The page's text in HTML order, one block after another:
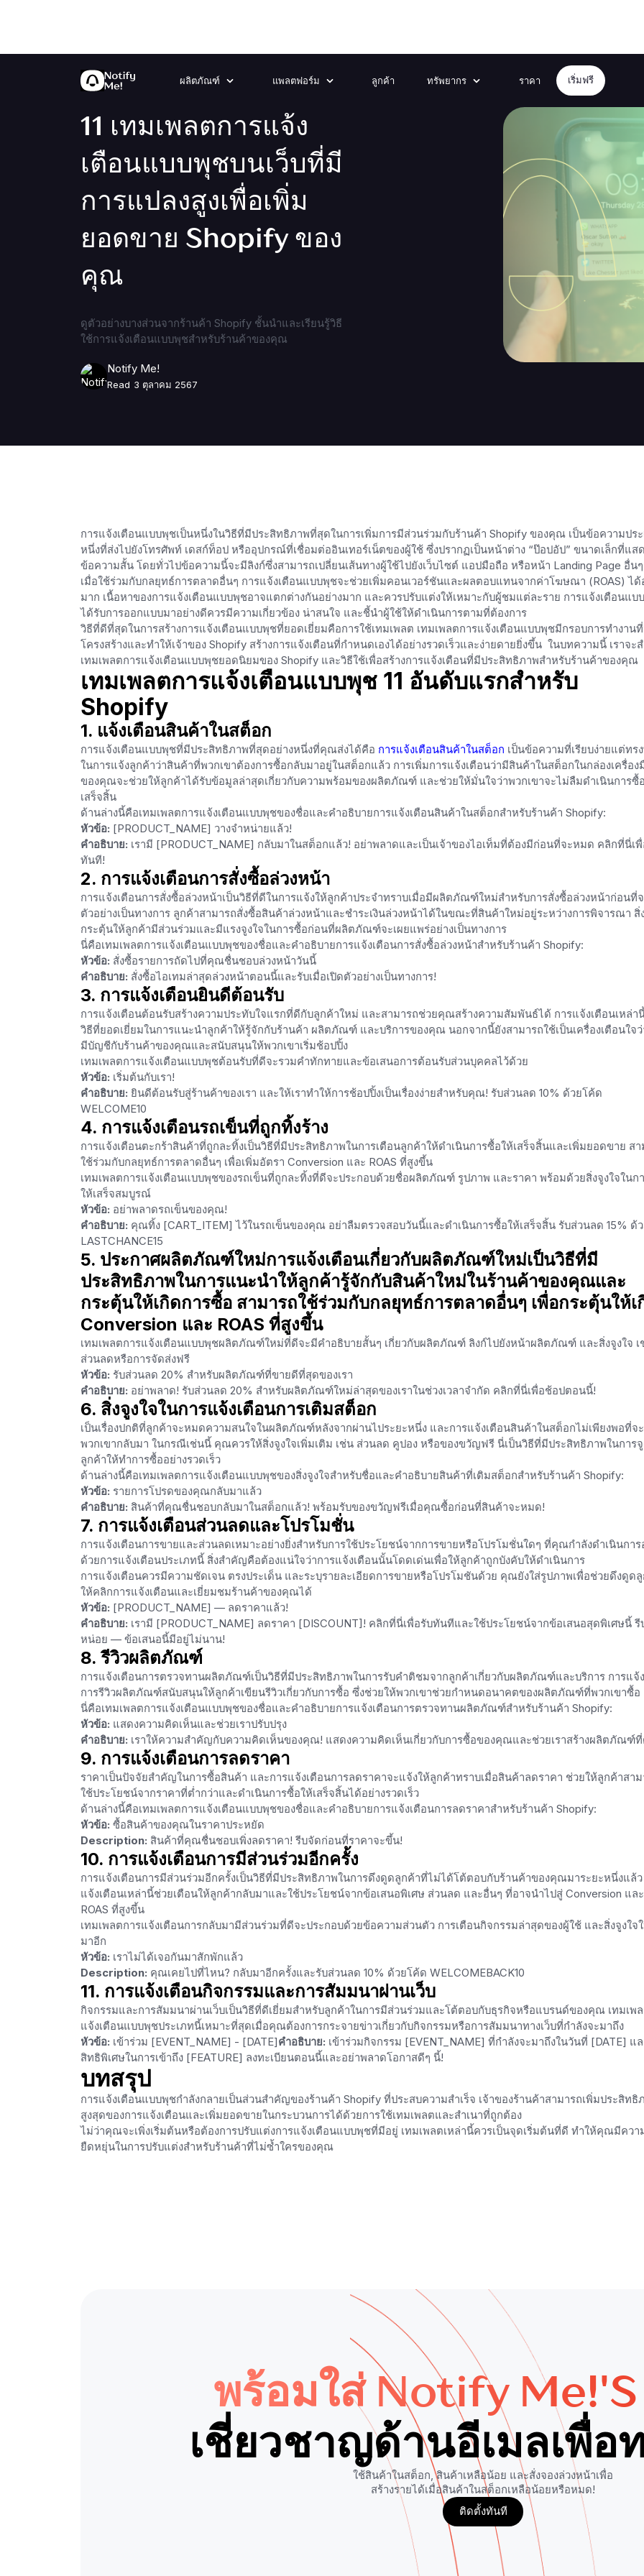
ผลิตภัณฑ์ แพลตฟอร์ม ลูกค้า ทรัพยากร ราคา เริ่มฟรี
11 เทมเพลตการแจ้ง
เตือนแบบพุชบนเว็บที่มี
การแปลงสูงเพื่อเพิ่ม
ยอดขาย Shopify ของ
คุณ
ดูตัวอย่างบางส่วนจากร้านค้า Shopify ชั้นนำและเรียนรู้วิธี
ใช้การแจ้งเตือนแบบพุชสำหรับร้านค้าของคุณ
Notify Me!
Read 3 ตุลาคม 2567
การแจ้งเตือนแบบพุชเป็นหนึ่งในวิธีที่มีประสิทธิภาพที่สุดในการเพิ่มการมีส่วนร่วมกับร้านค้า Shopify ของคุณ เป็นข้อความประ
หนึ่งที่ส่งไปยังโทรศัพท์ เดสก์ท็อป หรืออุปกรณ์ที่เชื่อมต่ออินเทอร์เน็ตของผู้ใช้ ซึ่งปรากฏเป็นหน้าต่าง “ป๊อปอัป” ขนาดเล็กที่แส
ข้อความสั้น โดยทั่วไปข้อความนี้จะมีลิงก์ซึ่งสามารถเปลี่ยนเส้นทางผู้ใช้ไปยังเว็บไซต์ แอปมือถือ หรือหน้า Landing Page อื่น
เมื่อใช้ร่วมกับกลยุทธ์การตลาดอื่นๆ การแจ้งเตือนแบบพุชจะช่วยเพิ่มคอนเวอร์ชันและผลตอบแทนจากค่าโฆษณา (ROAS) ได้
มาก เนื้อหาของการแจ้งเตือนแบบพุชอาจแตกต่างกันอย่างมาก และควรปรับแต่งให้เหมาะกับผู้ชมแต่ละราย การแจ้งเตือนแบ
ได้รับการออกแบบมาอย่างดีควรมีความเกี่ยวข้อง น่าสนใจ และชี้นำผู้ใช้ให้ดำเนินการตามที่ต้องการ
วิธีที่ดีที่สุดในการสร้างการแจ้งเตือนแบบพุชที่ยอดเยี่ยมคือการใช้เทมเพลต เทมเพลตการแจ้งเตือนแบบพุชมีกรอบการทำงาน
โครงสร้างและทำให้เจ้าของ Shopify สร้างการแจ้งเตือนที่กำหนดเองได้อย่างรวดเร็วและง่ายดายยิ่งขึ้น ในบทความนี้ เราจะ
เทมเพลตการแจ้งเตือนแบบพุชยอดนิยมของ Shopify และวิธีใช้เพื่อสร้างการแจ้งเตือนที่มีประสิทธิภาพสำหรับร้านค้าของคุณ
เทมเพลตการแจ้งเตือนแบบพุช 11 อันดับแรกสำหรับ
Shopify
1. แจ้งเตือนสินค้าในสต็อก
การแจ้งเตือนแบบพุชที่มีประสิทธิภาพที่สุดอย่างหนึ่งที่คุณส่งได้คือ การแจ้งเตือนสินค้าในสต็อก เป็นข้อความที่เรียบง่ายแต่ทร
ในการแจ้งลูกค้าว่าสินค้าที่พวกเขาต้องการซื้อกลับมาอยู่ในสต็อกแล้ว การเพิ่มการแจ้งเตือนว่ามีสินค้าในสต็อกในกล่องเครื่อง
ของคุณจะช่วยให้ลูกค้าได้รับข้อมูลล่าสุดเกี่ยวกับความพร้อมของผลิตภัณฑ์ และช่วยให้มั่นใจว่าพวกเขาจะไม่ลืมดำเนินการซื้
เสร็จสิ้น
ด้านล่างนี้คือเทมเพลตการแจ้งเตือนแบบพุชของชื่อและคำอธิบายการแจ้งเตือนสินค้าในสต็อกสำหรับร้านค้า Shopify:
หัวข้อ: [PRODUCT_NAME] วางจำหน่ายแล้ว!
คำอธิบาย: เรามี [PRODUCT_NAME] กลับมาในสต็อกแล้ว! อย่าพลาดและเป็นเจ้าของไอเท็มที่ต้องมีก่อนที่จะหมด คลิกที่นี่เ
ทันที!
2. การแจ้งเตือนการสั่งซื้อล่วงหน้า
การแจ้งเตือนการสั่งซื้อล่วงหน้าเป็นวิธีที่ดีในการแจ้งให้ลูกค้าประจำทราบเมื่อมีผลิตภัณฑ์ใหม่สำหรับการสั่งซื้อล่วงหน้าก่อนที่จ
ตัวอย่างเป็นทางการ ลูกค้าสามารถสั่งซื้อสินค้าล่วงหน้าและชำระเงินล่วงหน้าได้ในขณะที่สินค้าใหม่อยู่ระหว่างการพิจารณา สิ่
กระตุ้นให้ลูกค้ามีส่วนร่วมและมีแรงจูงใจในการซื้อก่อนที่ผลิตภัณฑ์จะเผยแพร่อย่างเป็นทางการ
นี่คือเทมเพลตการแจ้งเตือนแบบพุชของชื่อและคำอธิบายการแจ้งเตือนการสั่งซื้อล่วงหน้าสำหรับร้านค้า Shopify:
หัวข้อ: สั่งซื้อรายการถัดไปที่คุณชื่นชอบล่วงหน้าวันนี้
คำอธิบาย: สั่งซื้อไอเทมล่าสุดล่วงหน้าตอนนี้และรับเมื่อเปิดตัวอย่างเป็นทางการ!
3. การแจ้งเตือนยินดีต้อนรับ
การแจ้งเตือนต้อนรับสร้างความประทับใจแรกที่ดีกับลูกค้าใหม่ และสามารถช่วยคุณสร้างความสัมพันธ์ได้ การแจ้งเตือนเหล่า
วิธีที่ยอดเยี่ยมในการแนะนำลูกค้าให้รู้จักกับร้านค้า ผลิตภัณฑ์ และบริการของคุณ นอกจากนี้ยังสามารถใช้เป็นเครื่องเตือนใจ
มีบัญชีกับร้านค้าของคุณและสนับสนุนให้พวกเขาเริ่มช้อปปิ้ง
เทมเพลตการแจ้งเตือนแบบพุชต้อนรับที่ดีจะรวมคำทักทายและข้อเสนอการต้อนรับส่วนบุคคลไว้ด้วย
หัวข้อ: เริ่มต้นกับเรา!
คำอธิบาย: ยินดีต้อนรับสู่ร้านค้าของเรา และให้เราทำให้การช้อปปิ้งเป็นเรื่องง่ายสำหรับคุณ! รับส่วนลด 10% ด้วยโค้ด
WELCOME10
4. การแจ้งเตือนรถเข็นที่ถูกทิ้งร้าง
การแจ้งเตือนตะกร้าสินค้าที่ถูกละทิ้งเป็นวิธีที่มีประสิทธิภาพในการเตือนลูกค้าให้ดำเนินการซื้อให้เสร็จสิ้นและเพิ่มยอดขาย สา
ใช้ร่วมกับกลยุทธ์การตลาดอื่นๆ เพื่อเพิ่มอัตรา Conversion และ ROAS ที่สูงขึ้น
เทมเพลตการแจ้งเตือนแบบพุชของรถเข็นที่ถูกละทิ้งที่ดีจะประกอบด้วยชื่อผลิตภัณฑ์ รูปภาพ และราคา พร้อมด้วยสิ่งจูงใจในก
ให้เสร็จสมบูรณ์
หัวข้อ: อย่าพลาดรถเข็นของคุณ!
คำอธิบาย: คุณทิ้ง [CART_ITEM] ไว้ในรถเข็นของคุณ อย่าลืมตรวจสอบวันนี้และดำเนินการซื้อให้เสร็จสิ้น รับส่วนลด 15% ด้
LASTCHANCE15
5. ประกาศผลิตภัณฑ์ใหม่การแจ้งเตือนเกี่ยวกับผลิตภัณฑ์ใหม่เป็นวิธีที่มี
ประสิทธิภาพในการแนะนำให้ลูกค้ารู้จักกับสินค้าใหม่ในร้านค้าของคุณและ
กระตุ้นให้เกิดการซื้อ สามารถใช้ร่วมกับกลยุทธ์การตลาดอื่นๆ เพื่อกระตุ้นให้เ
Conversion และ ROAS ที่สูงขึ้น
เทมเพลตการแจ้งเตือนแบบพุชผลิตภัณฑ์ใหม่ที่ดีจะมีคำอธิบายสั้นๆ เกี่ยวกับผลิตภัณฑ์ ลิงก์ไปยังหน้าผลิตภัณฑ์ และสิ่งจูงใจ เ
ส่วนลดหรือการจัดส่งฟรี
หัวข้อ: รับส่วนลด 20% สำหรับผลิตภัณฑ์ที่ขายดีที่สุดของเรา
คำอธิบาย: อย่าพลาด! รับส่วนลด 20% สำหรับผลิตภัณฑ์ใหม่ล่าสุดของเราในช่วงเวลาจำกัด คลิกที่นี่เพื่อช้อปตอนนี้!
6. สิ่งจูงใจในการแจ้งเตือนการเติมสต็อก
เป็นเรื่องปกติที่ลูกค้าจะหมดความสนใจในผลิตภัณฑ์หลังจากผ่านไประยะหนึ่ง และการแจ้งเตือนสินค้าในสต็อกไม่เพียงพอที่จ
พวกเขากลับมา ในกรณีเช่นนี้ คุณควรให้สิ่งจูงใจเพิ่มเติม เช่น ส่วนลด คูปอง หรือของขวัญฟรี นี่เป็นวิธีที่มีประสิทธิภาพในการจู
ลูกค้าให้ทำการซื้ออย่างรวดเร็ว
ด้านล่างนี้คือเทมเพลตการแจ้งเตือนแบบพุชของสิ่งจูงใจสำหรับชื่อและคำอธิบายสินค้าที่เติมสต็อกสำหรับร้านค้า Shopify:
หัวข้อ: รายการโปรดของคุณกลับมาแล้ว
คำอธิบาย: สินค้าที่คุณชื่นชอบกลับมาในสต็อกแล้ว! พร้อมรับของขวัญฟรีเมื่อคุณซื้อก่อนที่สินค้าจะหมด!
7. การแจ้งเตือนส่วนลดและโปรโมชั่น
การแจ้งเตือนการขายและส่วนลดเหมาะอย่างยิ่งสำหรับการใช้ประโยชน์จากการขายหรือโปรโมชั่นใดๆ ที่คุณกำลังดำเนินการ
ด้วยการแจ้งเตือนประเภทนี้ สิ่งสำคัญคือต้องแน่ใจว่าการแจ้งเตือนนั้นโดดเด่นเพื่อให้ลูกค้าถูกบังคับให้ดำเนินการ
การแจ้งเตือนควรมีความชัดเจน ตรงประเด็น และระบุรายละเอียดการขายหรือโปรโมชันด้วย คุณยังใส่รูปภาพเพื่อช่วยดึงดูด
ให้คลิกการแจ้งเตือนและเยี่ยมชมร้านค้าของคุณได้
หัวข้อ: [PRODUCT_NAME] — ลดราคาแล้ว!
คำอธิบาย: เรามี [PRODUCT_NAME] ลดราคา [DISCOUNT]! คลิกที่นี่เพื่อรับทันทีและใช้ประโยชน์จากข้อเสนอสุดพิเศษนี้ รี
หน่อย — ข้อเสนอนี้มีอยู่ไม่นาน!
8. รีวิวผลิตภัณฑ์
การแจ้งเตือนการตรวจทานผลิตภัณฑ์เป็นวิธีที่มีประสิทธิภาพในการรับคำติชมจากลูกค้าเกี่ยวกับผลิตภัณฑ์และบริการ การแจ้
การรีวิวผลิตภัณฑ์สนับสนุนให้ลูกค้าเขียนรีวิวเกี่ยวกับการซื้อ ซึ่งช่วยให้พวกเขาช่วยกำหนดอนาคตของผลิตภัณฑ์ที่พวกเขาซื้อ
นี่คือเทมเพลตการแจ้งเตือนแบบพุชของชื่อและคำอธิบายการแจ้งเตือนการตรวจทานผลิตภัณฑ์สำหรับร้านค้า Shopify:
หัวข้อ: แสดงความคิดเห็นและช่วยเราปรับปรุง
คำอธิบาย: เราให้ความสำคัญกับความคิดเห็นของคุณ! แสดงความคิดเห็นเกี่ยวกับการซื้อของคุณและช่วยเราสร้างผลิตภัณฑ์
9. การแจ้งเตือนการลดราคา
ราคาเป็นปัจจัยสำคัญในการซื้อสินค้า และการแจ้งเตือนการลดราคาจะแจ้งให้ลูกค้าทราบเมื่อสินค้าลดราคา ช่วยให้ลูกค้าสาม
ใช้ประโยชน์จากราคาที่ต่ำกว่าและดำเนินการซื้อให้เสร็จสิ้นได้อย่างรวดเร็ว
ด้านล่างนี้คือเทมเพลตการแจ้งเตือนแบบพุชของชื่อและคำอธิบายการแจ้งเตือนการลดราคาสำหรับร้านค้า Shopify:
หัวข้อ: ซื้อสินค้าของคุณในราคาประหยัด
Description: สินค้าที่คุณชื่นชอบเพิ่งลดราคา! รีบจัดก่อนที่ราคาจะขึ้น!
10. การแจ้งเตือนการมีส่วนร่วมอีกครั้ง
การแจ้งเตือนการมีส่วนร่วมอีกครั้งเป็นวิธีที่มีประสิทธิภาพในการดึงดูดลูกค้าที่ไม่ได้โต้ตอบกับร้านค้าของคุณมาระยะหนึ่งแล้ว
แจ้งเตือนเหล่านี้ช่วยเตือนให้ลูกค้ากลับมาและใช้ประโยชน์จากข้อเสนอพิเศษ ส่วนลด และอื่นๆ ที่อาจนำไปสู่ ​​Conversion และ
ROAS ที่สูงขึ้น
เทมเพลตการแจ้งเตือนการกลับมามีส่วนร่วมที่ดีจะประกอบด้วยข้อความส่วนตัว การเตือนกิจกรรมล่าสุดของผู้ใช้ และสิ่งจูงใจ
มาอีก
หัวข้อ: เราไม่ได้เจอกันมาสักพักแล้ว
Description: คุณเคยไปที่ไหน? กลับมาอีกครั้งและรับส่วนลด 10% ด้วยโค้ด WELCOMEBACK10
11. การแจ้งเตือนกิจกรรมและการสัมมนาผ่านเว็บ
กิจกรรมและการสัมมนาผ่านเว็บเป็นวิธีที่ดีเยี่ยมสำหรับลูกค้าในการมีส่วนร่วมและโต้ตอบกับธุรกิจหรือแบรนด์ของคุณ เทมเพ
แจ้งเตือนแบบพุชประเภทนี้เหมาะที่สุดเมื่อคุณต้องการกระจายข่าวเกี่ยวกับกิจกรรมหรือการสัมมนาทางเว็บที่กำลังจะมาถึง
หัวข้อ: เข้าร่วม [EVENT_NAME] - [DATE]คำอธิบาย: เข้าร่วมกิจกรรม [EVENT_NAME] ที่กำลังจะมาถึงในวันที่ [DATE] แ
สิทธิพิเศษในการเข้าถึง [FEATURE] ลงทะเบียนตอนนี้และอย่าพลาดโอกาสดีๆ นี้!
บทสรุป
การแจ้งเตือนแบบพุชกำลังกลายเป็นส่วนสำคัญของร้านค้า Shopify ที่ประสบความสำเร็จ เจ้าของร้านค้าสามารถเพิ่มประสิทธิ
สูงสุดของการแจ้งเตือนและเพิ่มยอดขายในกระบวนการได้ด้วยการใช้เทมเพลตและสำเนาที่ถูกต้อง
ไม่ว่าคุณจะเพิ่งเริ่มต้นหรือต้องการปรับแต่งการแจ้งเตือนแบบพุชที่มีอยู่ เทมเพลตเหล่านี้ควรเป็นจุดเริ่มต้นที่ดี ทำให้คุณมีควา
ยืดหยุ่นในการปรับแต่งสำหรับร้านค้าที่ไม่ซ้ำใครของคุณ
พร้อมใส่ Notify Me!'s
เชี่ยวชาญด้านอีเมลเพื่อ
ใช้สินค้าในสต็อก, สินค้าเหลือน้อย และสั่งจองล่วงหน้าเพื่อ
สร้างรายได้เมื่อสินค้าในสต็อกเหลือน้อยหรือหมด!
ติดตั้งทันที